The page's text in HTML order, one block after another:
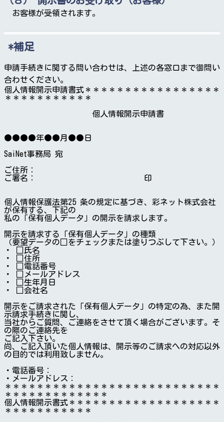
お客様が受領されます。
補足
申請手続きに関する問い合わせは、上述の各窓口まで御問い
合わせください。
個人情報開示申請書式＊＊＊＊＊＊＊＊＊＊＊＊＊＊＊＊＊
＊＊＊＊＊＊＊＊＊＊＊
個人情報開示申請書
●●●●年●●月●●日
SaiNet事務局 宛
ご住所：
ご署名：　　　　　　　　　　　　　 印
個人情報保護法第25 条の規定に基づき、彩ネット株式会社
が保有する、下記の
私の「保有個人データ」の開示を請求します。
開示を請求する「保有個人データ」の種類
（要望データの□をチェックまたは塗りつぶして下さい。）
・ □氏名
・ □住所
・ □電話番号
・ □メールアドレス
・ □生年月日
・ □会社名
開示をご請求された「保有個人データ」の特定の為、また開
示請求手続きに関し、
当社からご質問、ご連絡をさせて頂く場合がございます。そ
の際のご連絡先を
ご記入下さい。
尚、ご記入頂いた個人情報は、開示等のご請求への対応以外
の目的では利用致しません。
・電話番号：
・メールアドレス：
＊＊＊＊＊＊＊＊＊＊＊＊＊＊＊＊＊＊＊＊＊＊＊＊＊＊＊
＊＊＊＊＊＊＊＊＊＊＊＊＊
個人情報開示書式＊＊＊＊＊＊＊＊＊＊＊＊＊＊＊＊＊＊＊
＊＊＊＊＊＊＊＊＊＊＊